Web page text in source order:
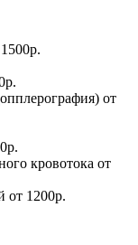
1500р.
от
кровотока от
от 1200р.